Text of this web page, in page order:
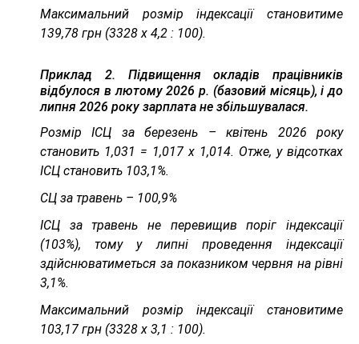
Максимальний розмір індексації становитиме
139,78 грн (3328 х 4,2 : 100).
Приклад 2. Підвищення окладів працівників
відбулося в лютому 2026 р. (базовий місяць), і до
липня 2026 року зарплата не збільшувалася.
Розмір ІСЦ за березень – квітень 2026 року
становить 1,031 = 1,017 х 1,014. Отже, у відсотках
ІСЦ становить 103,1%.
СЦ за травень – 100,9%
ІСЦ за травень не перевищив поріг індексації
(103%), тому у липні проведення індексації
здійснюватиметься за показником червня на рівні
3,1%.
Максимальний розмір індексації становитиме
103,17 грн (3328 х 3,1 : 100).